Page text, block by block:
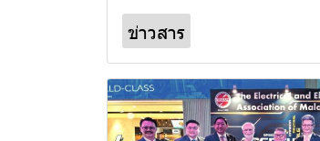
ข่าวสาร